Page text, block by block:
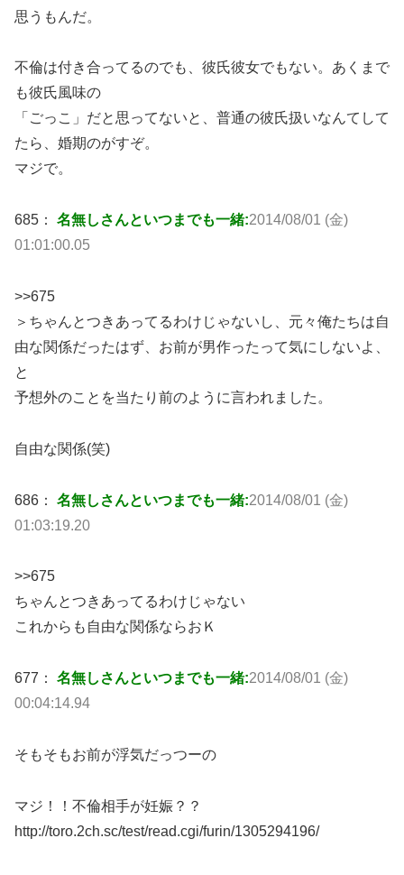
思うもんだ。
不倫は付き合ってるのでも、彼氏彼女でもない。あくまで
も彼氏風味の
「ごっこ」だと思ってないと、普通の彼氏扱いなんてして
たら、婚期のがすぞ。
マジで。
685： 名無しさんといつまでも一緒:2014/08/01 (金)
01:01:00.05
>>675
＞ちゃんとつきあってるわけじゃないし、元々俺たちは自
由な関係だったはず、お前が男作ったって気にしないよ、
と
予想外のことを当たり前のように言われました。
自由な関係(笑)
686： 名無しさんといつまでも一緒:2014/08/01 (金)
01:03:19.20
>>675
ちゃんとつきあってるわけじゃない
これからも自由な関係ならおＫ
677： 名無しさんといつまでも一緒:2014/08/01 (金)
00:04:14.94
そもそもお前が浮気だっつーの
マジ！！不倫相手が妊娠？？
http://toro.2ch.sc/test/read.cgi/furin/1305294196/